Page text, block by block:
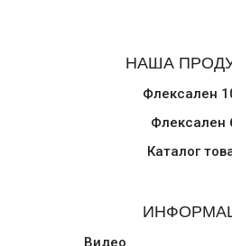
НАША
Флексален
Флексален
Каталог
Видео